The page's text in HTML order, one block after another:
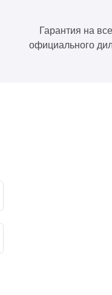
Гарантия на
официального